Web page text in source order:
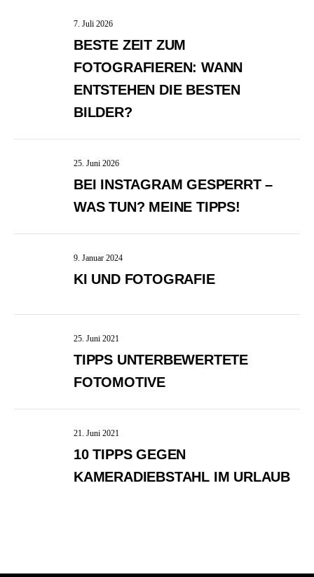
7. Juli 2026
BESTE ZEIT ZUM
FOTOGRAFIEREN: WANN
ENTSTEHEN DIE BESTEN
BILDER?
25. Juni 2026
BEI INSTAGRAM GESPERRT –
WAS TUN? MEINE TIPPS!
9. Januar 2024
KI UND FOTOGRAFIE
25. Juni 2021
TIPPS UNTERBEWERTETE
FOTOMOTIVE
21. Juni 2021
10 TIPPS GEGEN
KAMERADIEBSTAHL IM URLAUB